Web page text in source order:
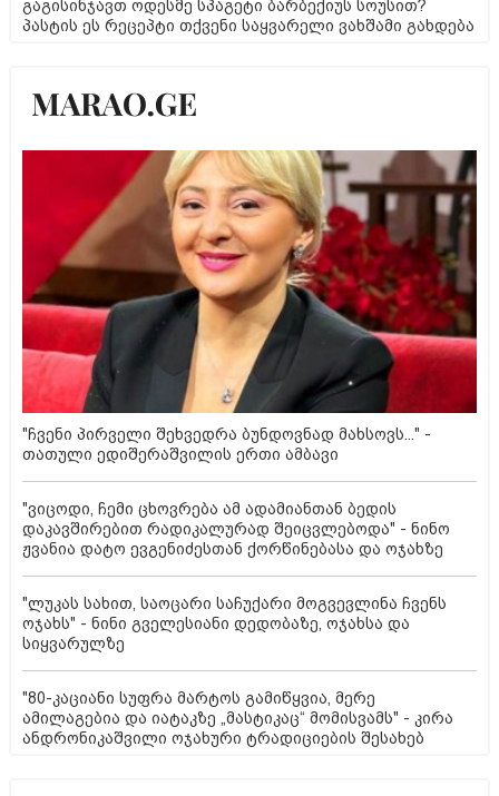
გაგისინჯავთ ოდესმე სპაგეტი ბარბექიუს სოუსით?
პასტის ეს რეცეპტი თქვენი საყვარელი ვახშამი გახდება
"ჩვენი პირველი შეხვედრა ბუნდოვნად მახსოვს..." -
თათული ედიშერაშვილის ერთი ამბავი
"ვიცოდი, ჩემი ცხოვრება ამ ადამიანთან ბედის
დაკავშირებით რადიკალურად შეიცვლებოდა" - ნინო
ჟვანია დატო ევგენიძესთან ქორწინებასა და ოჯახზე
"ლუკას სახით, საოცარი საჩუქარი მოგვევლინა ჩვენს
ოჯახს" - ნინი გველესიანი დედობაზე, ოჯახსა და
სიყვარულზე
"80-კაციანი სუფრა მარტოს გამიწყვია, მერე
ამილაგებია და იატაკზე „მასტიკაც“ მომისვამს" - კირა
ანდრონიკაშვილი ოჯახური ტრადიციების შესახებ